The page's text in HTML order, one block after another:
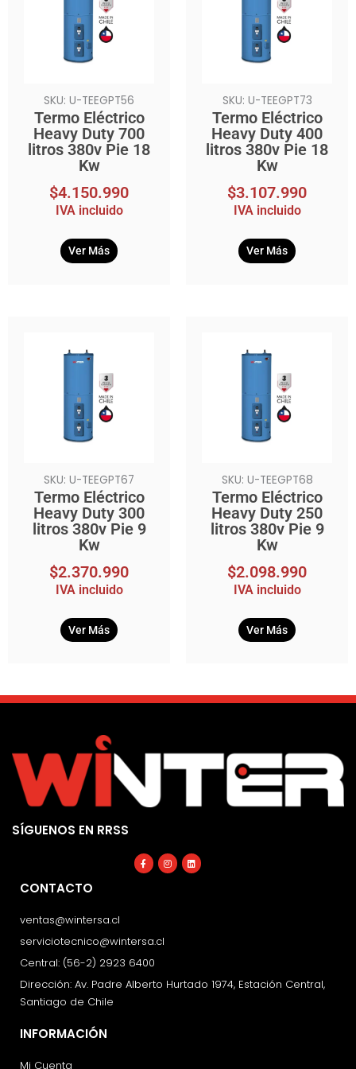
SKU: U-TEEGPT56
Termo Eléctrico
Heavy Duty 700
litros 380v Pie 18
Kw
$4.150.990
IVA incluido
Ver Más
SKU: U-TEEGPT73
Termo Eléctrico
Heavy Duty 400
litros 380v Pie 18
Kw
$3.107.990
IVA incluido
Ver Más
SKU: U-TEEGPT67
Termo Eléctrico
Heavy Duty 300
litros 380v Pie 9
Kw
$2.370.990
IVA incluido
Ver Más
SKU: U-TEEGPT68
Termo Eléctrico
Heavy Duty 250
litros 380v Pie 9
Kw
$2.098.990
IVA incluido
Ver Más
SÍGUENOS EN RRSS
Facebook-
f
Instagram
Linkedin
CONTACTO
ventas@wintersa.cl
serviciotecnico@wintersa.cl
Central: (56-2) 2923 6400
Dirección: Av. Padre Alberto Hurtado 1974, Estación Central,
Santiago de Chile
INFORMACIÓN
Mi Cuenta